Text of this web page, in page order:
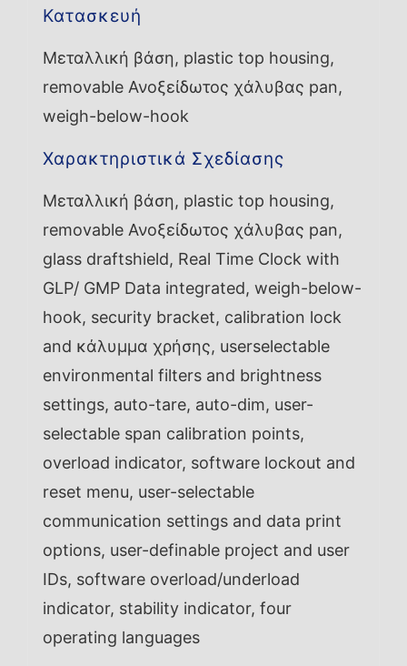
Κατασκευή
Μεταλλική βάση, plastic top housing,
removable Ανοξείδωτος χάλυβας pan,
weigh-below-hook
Χαρακτηριστικά Σχεδίασης
Μεταλλική βάση, plastic top housing,
removable Ανοξείδωτος χάλυβας pan,
glass draftshield, Real Time Clock with
GLP/ GMP Data integrated, weigh-below-
hook, security bracket, calibration lock
and κάλυμμα χρήσης, userselectable
environmental filters and brightness
settings, auto-tare, auto-dim, user-
selectable span calibration points,
overload indicator, software lockout and
reset menu, user-selectable
communication settings and data print
options, user-definable project and user
IDs, software overload/underload
indicator, stability indicator, four
operating languages